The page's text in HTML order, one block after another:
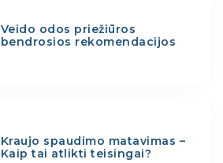
Veido odos priežiūros
bendrosios rekomendacijos
Kraujo spaudimo matavimas –
Kaip tai atlikti teisingai?